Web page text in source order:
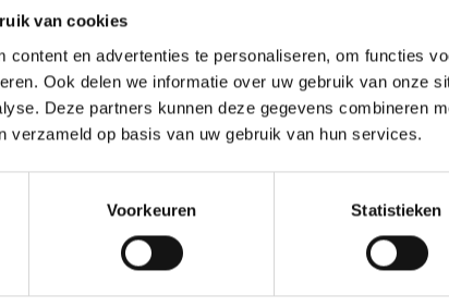
van cookies
content en advertenties te personaliseren, om functies
Ook delen we informatie over uw gebruik van onze
Deze partners kunnen deze gegevens combineren
verzameld op basis van uw gebruik van hun services.
Voorkeuren Statistieken
Learning and Innovation Center (LIC)